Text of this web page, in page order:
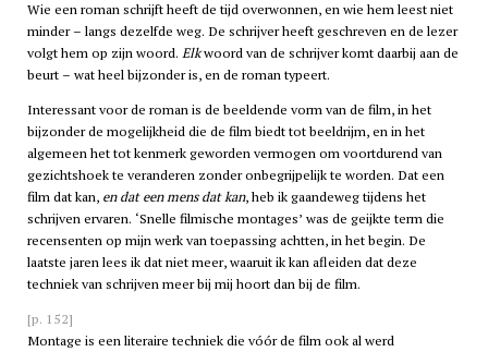
Wie een roman schrijft heeft de tijd overwonnen, en wie hem leest niet
minder – langs dezelfde weg. De schrijver heeft geschreven en de lezer
volgt hem op zijn woord. Elkwoord van de schrijver komt daarbij aan de
beurt – wat heel bijzonder is, en de roman typeert.
Interessant voor de roman is de beeldende vorm van de film, in het
bijzonder de mogelijkheid die de film biedt tot beeldrijm, en in het
algemeen het tot kenmerk geworden vermogen om voortdurend van
gezichtshoek te veranderen zonder onbegrijpelijk te worden. Dat een
film dat kan, en dat een mens dat kan, heb ik gaandeweg tijdens het
schrijven ervaren. ‘Snelle filmische montages’ was de geijkte term die
recensenten op mijn werk van toepassing achtten, in het begin. De
laatste jaren lees ik dat niet meer, waaruit ik kan afleiden dat deze
techniek van schrijven meer bij mij hoort dan bij de film.
[p. 152]
Montage is een literaire techniek die vóór de film ook al werd